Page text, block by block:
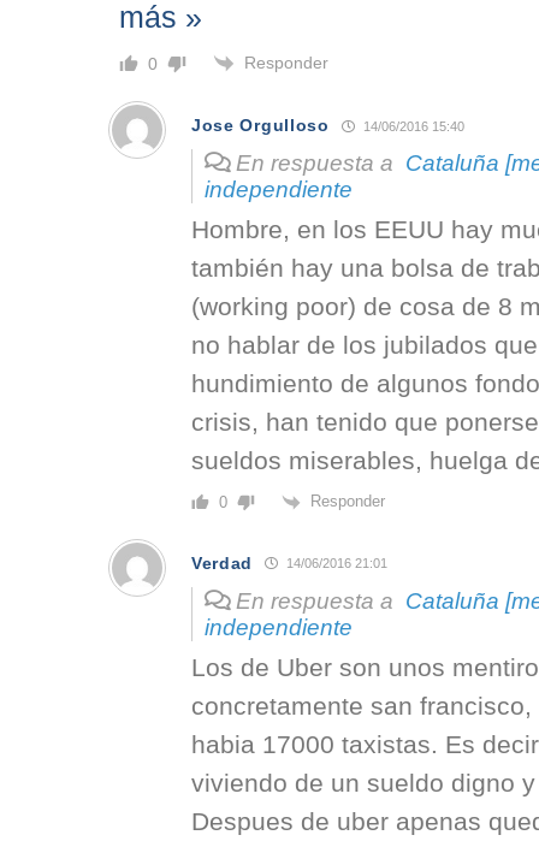
más »
0 Responder
Jose Orgulloso 14/06/2016 15:40
En respuesta a Cataluña
independiente
Hombre, en los EEUU hay
también hay una bolsa de
(working poor) de cosa de 8
no hablar de los jubilados
hundimiento de algunos
crisis, han tenido que
sueldos miserables, huelga
0 Responder
Verdad 14/06/2016 21:01
En respuesta a Cataluña
independiente
Los de Uber son unos
concretamente san
habia 17000 taxistas. Es
viviendo de un sueldo digno
Despues de uber apenas